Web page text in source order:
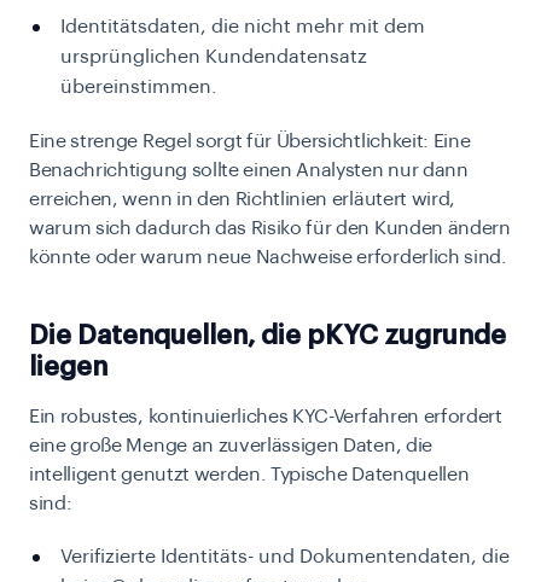
Identitätsdaten, die nicht mehr mit dem
ursprünglichen Kundendatensatz
übereinstimmen.
Eine strenge Regel sorgt für Übersichtlichkeit: Eine
Benachrichtigung sollte einen Analysten nur dann
erreichen, wenn in den Richtlinien erläutert wird,
warum sich dadurch das Risiko für den Kunden ändern
könnte oder warum neue Nachweise erforderlich sind.
Die Datenquellen, die pKYC zugrunde
liegen
Ein robustes, kontinuierliches KYC-Verfahren erfordert
eine große Menge an zuverlässigen Daten, die
intelligent genutzt werden. Typische Datenquellen
sind:
Verifizierte Identitäts- und Dokumentendaten, die